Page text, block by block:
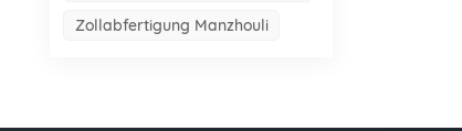
Zollabfertigung Manzhouli